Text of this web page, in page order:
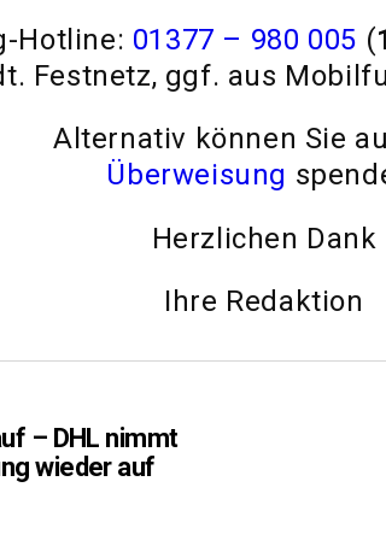
Hotline: 01377 – 980 005 (
Festnetz, ggf. aus
Alternativ können Sie
Überweisung
Herzlichen Dank
Ihre Redaktion
– DHL nimmt
wieder auf